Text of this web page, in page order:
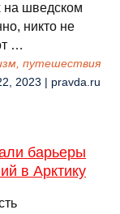
на шведском
никто не
…
путешествия
2023 | pravda.ru
барьеры
в Арктику